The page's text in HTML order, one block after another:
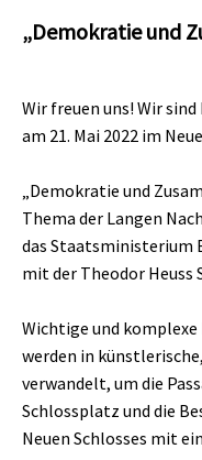
„Demokratie und
Wir freuen uns! Wir
am 21. Mai 2022 im
„Demokratie und
Thema der Langen
das Staatsministerium
mit der Theodor
Wichtige und
werden in
verwandelt, um die
Schlossplatz und die
Neuen Schlosses mit